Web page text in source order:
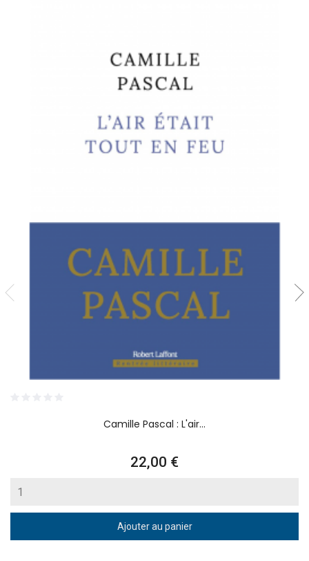
Camille Pascal : L'air...
Prix
22,00 €
Ajouter au panier